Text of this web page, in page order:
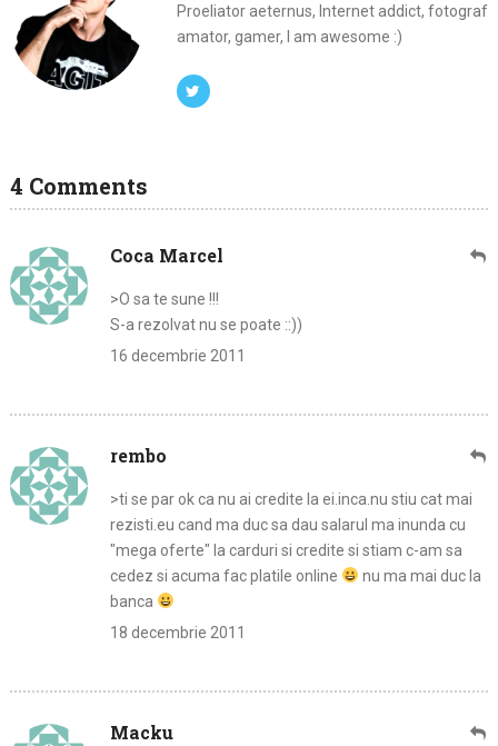
Proeliator aeternus, Internet addict, fotograf
amator, gamer, I am awesome :)
4 Comments
Coca Marcel
>O sa te sune !!!
S-a rezolvat nu se poate ::))
16 decembrie 2011
rembo
>ti se par ok ca nu ai credite la ei.inca.nu stiu cat mai
rezisti.eu cand ma duc sa dau salarul ma inunda cu
"mega oferte" la carduri si credite si stiam c-am sa
cedez si acuma fac platile online
nu ma mai duc la
banca
18 decembrie 2011
Macku